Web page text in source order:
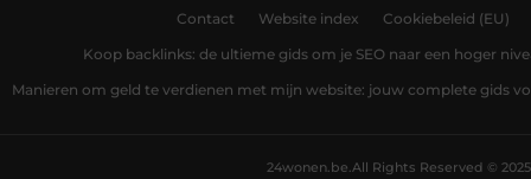
Contact Website index Cookiebeleid (EU)
Koop backlinks: de ultieme gids om je SEO naar een hoger
Manieren om geld te verdienen met mijn website: jouw complete gids
All Rights Reserved © 2025
24wonen.be.